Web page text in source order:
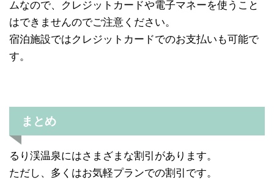
ムなので、クレジットカードや電子マネーを使うこと
はできませんのでご注意ください。
宿泊施設ではクレジットカードでのお支払いも可能で
す。
まとめ
るり渓温泉にはさまざまな割引があります。
ただし、多くはお気軽プランでの割引です。